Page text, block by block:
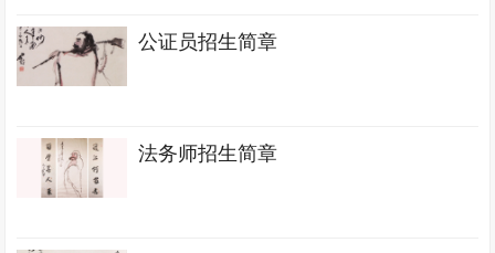
公证员招生简章
法务师招生简章